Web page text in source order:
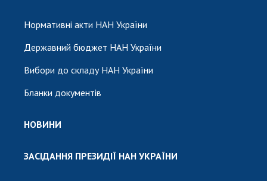
Нормативні акти НАН України
Державний бюджет НАН України
Вибори до складу НАН України
Бланки документів
НОВИНИ
ЗАСІДАННЯ ПРЕЗИДІЇ НАН УКРАЇНИ